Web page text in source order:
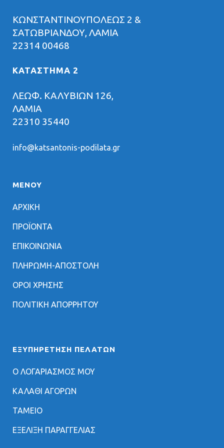
ΚΩΝΣΤΑΝΤΙΝΟΥΠΟΛΕΩΣ 2 &
ΣΑΤΩΒΡΙΑΝΔΟΥ, ΛΑΜΙΑ
22314 00468
ΚΑΤΑΣΤΗΜΑ 2
ΛΕΩΦ. ΚΑΛΥΒΙΩΝ 126,
ΛΑΜΙΑ
22310 35440
info@katsantonis-podilata.gr
ΜΕΝΟΥ
ΑΡΧΙΚΗ
ΠΡΟΪΟΝΤΑ
ΕΠΙΚΟΙΝΩΝΙΑ
ΠΛΗΡΩΜΗ-ΑΠΟΣΤΟΛΗ
ΟΡΟΙ ΧΡΗΣΗΣ
ΠΟΛΙΤΙΚΗ ΑΠΟΡΡΗΤΟΥ
ΕΞΥΠΗΡΈΤΗΣΗ ΠΕΛΑΤΏΝ
Ο ΛΟΓΑΡΙΑΣΜΟΣ ΜΟΥ
ΚΑΛΑΘΙ ΑΓΟΡΩΝ
ΤΑΜΕΙΟ
ΕΞΕΛΙΞΗ ΠΑΡΑΓΓΕΛΙΑΣ